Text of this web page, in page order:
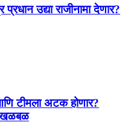
प्रधान उद्या राजीनामा देणार?
टीमला अटक होणार?
खळबळ